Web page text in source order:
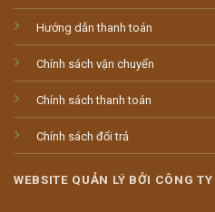
Hướng dẫn thanh toán
Chính sách vận chuyển
Chính sách thanh toán
Chính sách đổi trả
WEBSITE QUẢN LÝ BỞI CÔNG